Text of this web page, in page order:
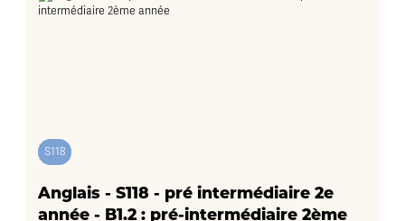
S118
Anglais - S118 - pré intermédiaire 2e
année - B1.2 : pré-intermédiaire 2ème